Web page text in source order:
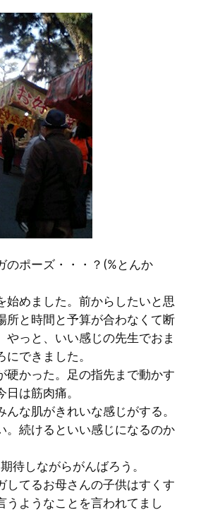
のポーズ・・・？(%とんか
始めました。前からしたいと思
所と時間と予算が合わなくて断
やっと、いい感じの先生でおま
できました。
硬かった。足の指先まで動かす
日は筋肉痛。
んな肌がきれいな感じがする。
。続けるといい感じになるのか
待しながらがんばろう。
してるお母さんの子供はすくす
うようなことを言われてまし